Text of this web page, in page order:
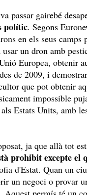
passar gairebé
polític. Segons
en els seus
un dron amb
Europea, obtenir
de 2009, i
que pot obtenir
impossible
Estats Units, amb
ja que allà tot
prohibit excepte el
d'Estat. Quan un
un negoci o provar